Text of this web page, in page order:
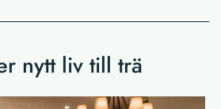
nytt liv till trä